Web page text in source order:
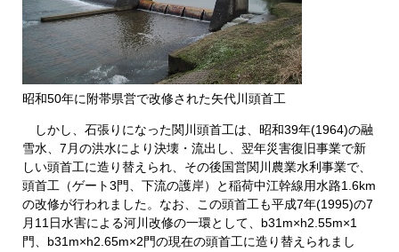
昭和50年に附帯県営で改修された矢代川頭首工
しかし、石張りになった関川頭首工は、昭和39年(1964)の融
雪水、7月の洪水により決壊・流出し、翌年災害復旧事業で新
しい頭首工に造り替えられ、その後国営関川農業水利事業で、
頭首工（ゲート3門、下流の護岸）と稲荷中江幹線用水路1.6km
の改修が行われました。なお、この頭首工も平成7年(1995)の7
月11日水害による河川改修の一環として、b31m×h2.55m×1
門、b31m×h2.65m×2門の現在の頭首工に造り替えられまし